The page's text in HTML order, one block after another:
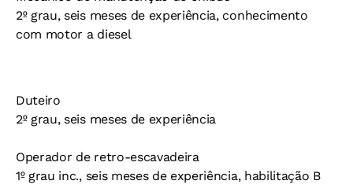
2º grau, seis meses de experiência, conhecimento
com motor a diesel
Duteiro
2º grau, seis meses de experiência
Operador de retro-escavadeira
1º grau inc., seis meses de experiência, habilitação B